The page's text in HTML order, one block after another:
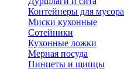
Контейнеры для мусора
Миски кухонные
Сотейники
Кухонные ложки
Мерная посуда
Пинцеты и щипцы